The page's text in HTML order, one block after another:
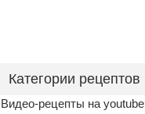
Категории рецептов
Видео-рецепты на youtube